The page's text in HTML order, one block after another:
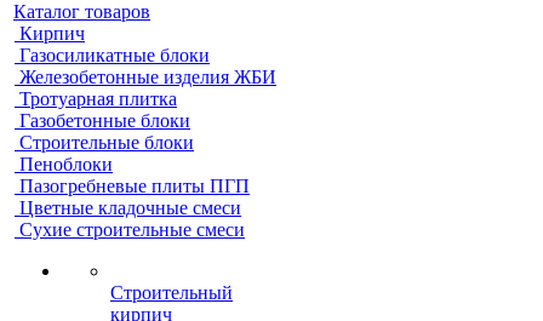
Каталог товаров
Кирпич
Газосиликатные блоки
Железобетонные изделия ЖБИ
Тротуарная плитка
Газобетонные блоки
Строительные блоки
Пеноблоки
Пазогребневые плиты ПГП
Цветные кладочные смеси
Сухие строительные смеси
Строительный
кирпич